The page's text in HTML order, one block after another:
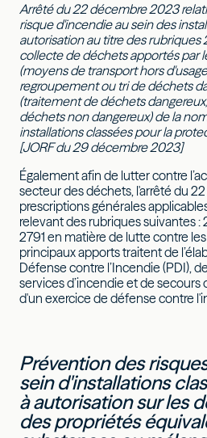
Arrêté du 22 décembre 2023
risque d'incendie au sein des
autorisation au titre des rubriques
collecte de déchets apportés par
(moyens de transport hors
regroupement ou tri de déchets
(traitement de déchets
déchets non dangereux) de la
installations classées pour la
[JORF du 29 décembre 2023]
Également afin de lutter contre
secteur des déchets, l'arrêté du
prescriptions générales
relevant des rubriques suivantes :
2791 en matière de lutte contre
principaux apports traitent de
Défense contre l’Incendie (PDI),
services d’incendie et de secours
d'un exercice de défense contre
Prévention des
sein d'installations
à autorisation sur les
des propriétés